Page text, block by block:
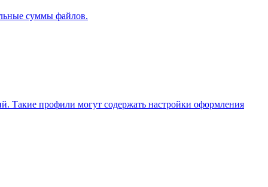
суммы файлов.
Такие профили могут содержать настройки оформления